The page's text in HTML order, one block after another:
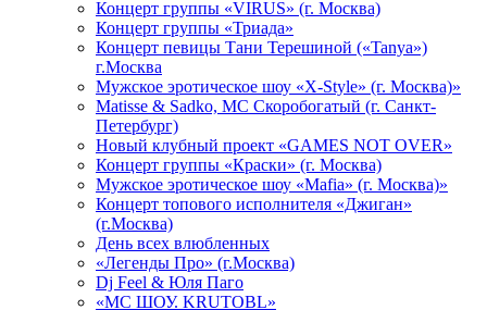
Концерт группы «VIRUS» (г. Москва)
Концерт группы «Триада»
Концерт певицы Тани Терешиной («Tanya»)
г.Москва
Мужское эротическое шоу «X-Style» (г. Москва)»
Matissе & Sadko, MC Скоробогатый (г. Санкт-
Петербург)
Новый клубный проект «GAMES NOT OVER»
Концерт группы «Краски» (г. Москва)
Мужское эротическое шоу «Mafia» (г. Москва)»
Концерт топового исполнителя «Джиган»
(г.Москва)
День всех влюбленных
«Легенды Про» (г.Москва)
Dj Feel & Юля Паго
«МС ШОУ. KRUTOBL»